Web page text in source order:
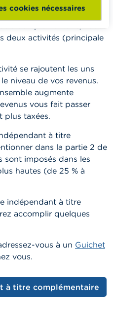
cookies nécessaires
deux activités (principale
se rajoutent les uns
niveau de vos revenus.
augmente
vous fait passer
plus taxées.
à titre
dans la partie 2 de
sont imposés dans les
hautes (de 25 % à
indépendant à titre
accomplir quelques
vous à un Guichet
vous.
à titre complémentaire